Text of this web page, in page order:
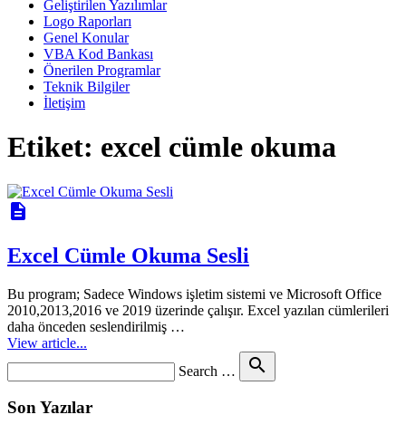
Geliştirilen Yazılımlar
Logo Raporları
Genel Konular
VBA Kod Bankası
Önerilen Programlar
Teknik Bilgiler
İletişim
Etiket: excel cümle okuma
description
Excel Cümle Okuma Sesli
Bu program; Sadece Windows işletim sistemi ve Microsoft Office
2010,2013,2016 ve 2019 üzerinde çalışır. Excel yazılan cümlerileri
daha önceden seslendirilmiş …
View article...
Search … search
Son Yazılar